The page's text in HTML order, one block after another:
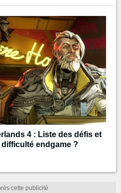
4 : Liste des défis et
endgame ?